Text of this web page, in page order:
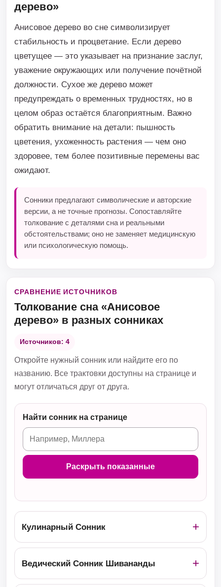
дерево»
Анисовое дерево во сне символизирует
стабильность и процветание. Если дерево
цветущее — это указывает на признание заслуг,
уважение окружающих или получение почётной
должности. Сухое же дерево может
предупреждать о временных трудностях, но в
целом образ остаётся благоприятным. Важно
обратить внимание на детали: пышность
цветения, ухоженность растения — чем оно
здоровее, тем более позитивные перемены вас
ожидают.
Сонники предлагают символические и авторские
версии, а не точные прогнозы. Сопоставляйте
толкование с деталями сна и реальными
обстоятельствами; оно не заменяет медицинскую
или психологическую помощь.
СРАВНЕНИЕ ИСТОЧНИКОВ
Толкование сна «Анисовое
дерево» в разных сонниках
Источников: 4
Откройте нужный сонник или найдите его по
названию. Все трактовки доступны на странице и
могут отличаться друг от друга.
Найти сонник на странице
Раскрыть показанные
Кулинарный Сонник
Ведический Сонник Шивананды